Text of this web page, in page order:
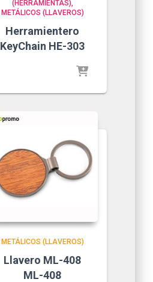
(HERRAMIENTAS)
METÁLICOS (LLAVEROS)
Herramientero
KeyChain HE-303
METÁLICOS (LLAVEROS)
Llavero ML-408
ML-408